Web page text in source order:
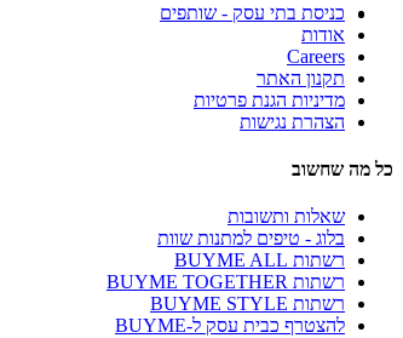
כניסת בתי עסק - שותפים
אודות
Careers
תקנון האתר
מדיניות הגנת פרטיות
הצהרת נגישות
כל מה שחשוב
שאלות ותשובות
בלוג - טיפים למתנות שוות
רשתות BUYME ALL
רשתות BUYME TOGETHER
רשתות BUYME STYLE
להצטרף כבית עסק ל-BUYME